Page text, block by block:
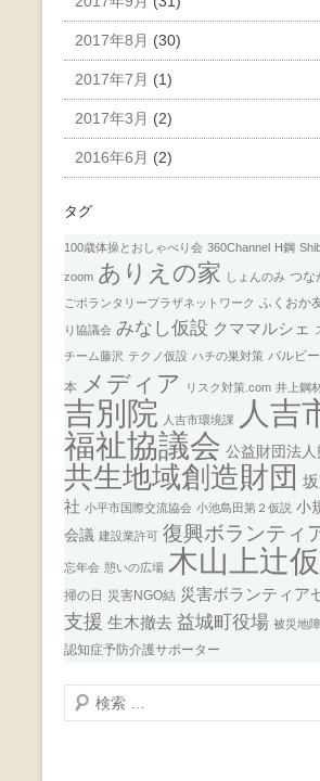
2017年8月 (30)
2017年7月 (1)
2017年3月 (2)
2016年6月 (2)
タグ
100歳体操とおしゃべり会 360Channel H鋼
zoom ありえの家 しょんのみ つな
ごボランタリープラザネットワーク ふくおか
り協議会 みなし仮設 クママルシェ
チーム藤沢 テクノ仮設 ハチの巣対策 バルビー
本 メディア リスク対策.com 井上鋼
吉別院
人吉市環境課
人吉
福祉協議会 公益財団法
共生地域創造財団
社 小平市国際交流協会 小池島田第２仮説 小
会議 建設業許可 復興ボランティ
忘年会 憩いの広場 木山上辻
掃の日 災害NGO結 災害ボランティア
支援 生木撤去 益城町役場 被災地
認知症予防介護サポーター
検
索